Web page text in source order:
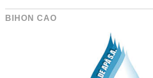
BIHON CAO